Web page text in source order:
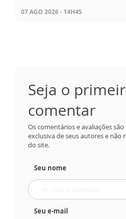
07 AGO 2026 - 14H45
Seja o
comentar
Os comentários e avaliações
exclusiva de seus autores e não
do site.
Seu nome
Seu e-mail